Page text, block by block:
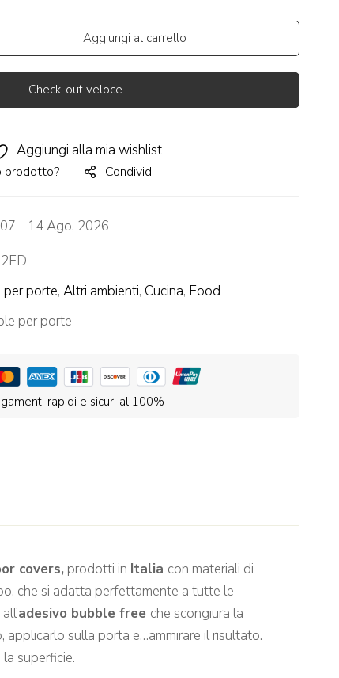
Aggiungi al carrello
Check-out veloce
Aggiungi alla mia wishlist
prodotto? Condividi
07 - 14 Ago, 2026
per porte, Altri ambienti, Cucina, Food
per porte
rapidi e sicuri al 100%
covers, prodotti in Italia con materiali di
che si adatta perfettamente a tutte le
adesivo bubble free che scongiura la
applicarlo sulla porta e…ammirare il risultato.
superficie.